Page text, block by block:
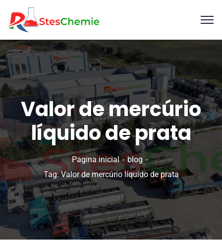
Valor de mercúrio
líquido de prata
Pagina inicial
blog
Tag: Valor de mercúrio líquido de prata